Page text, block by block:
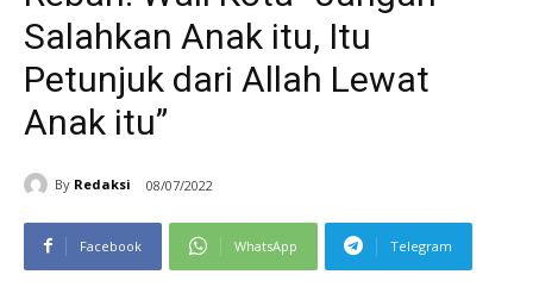
Salahkan Anak itu, Itu
Petunjuk dari Allah Lewat
Anak itu”
By Redaksi 08/07/2022
Facebook WhatsApp Telegram